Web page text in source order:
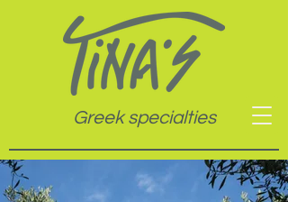
Greek specialties